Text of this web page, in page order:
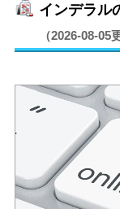
インデラル
（2026-08-05